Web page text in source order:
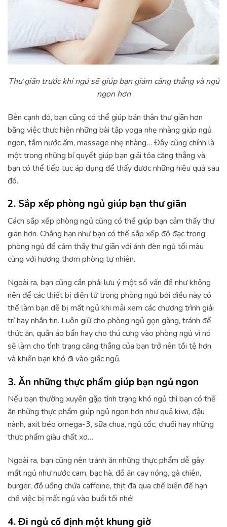
Thư giãn trước khi ngủ sẽ giúp bạn giảm căng thẳng và ngủ
ngon hơn
Bên cạnh đó, bạn cũng có thể giúp bản thân thư giãn hơn
bằng việc thực hiện những bài tập yoga nhẹ nhàng giúp ngủ
ngon, tắm nước ấm, massage nhẹ nhàng… Đây cũng chính là
một trong những bí quyết giúp bạn giải tỏa căng thẳng và
bạn có thể tiếp tục áp dụng để thấy được những hiệu quả sau
đó.
2. Sắp xếp phòng ngủ giúp bạn thư giãn
Cách sắp xếp phòng ngủ cũng có thể giúp bạn cảm thấy thư
giãn hơn. Chẳng hạn như bạn có thể sắp xếp đồ đạc trong
phòng ngủ để cảm thấy thư giãn với ánh đèn ngủ tối màu
cùng với hương thơm phòng tự nhiên.
Ngoài ra, bạn cũng cần phải lưu ý một số vấn đề như không
nên để các thiết bị điện tử trong phòng ngủ bởi điều này có
thể làm bạn dễ bị mất ngủ khi mải xem các chương trình giải
trí hay nhắn tin. Luôn giữ cho phòng ngủ gọn gàng, tránh để
thức ăn, quần áo bẩn hay cho thú cưng vào phòng ngủ vì nó
sẽ làm cho tình trạng căng thẳng của bạn trở nên tồi tệ hơn
và khiến bạn khó đi vào giấc ngủ.
3. Ăn những thực phẩm giúp bạn ngủ ngon
Nếu bạn thường xuyên gặp tình trạng khó ngủ thì bạn có thể
ăn những thực phẩm giúp ngủ ngon hơn như quả kiwi, đậu
nành, axit béo omega-3, sữa chua, ngũ cốc, chuối hay những
thực phẩm giàu chất xơ…
Ngoài ra, bạn cũng nên tránh ăn những thực phẩm dễ gây
mất ngủ như nước cam, bạc hà, đồ ăn cay nóng, gà chiên,
burger, đồ uống chứa caffeine, thịt đã qua chế biến để hạn
chế việc bị mất ngủ vào buổi tối nhé!
4. Đi ngủ cố định một khung giờ